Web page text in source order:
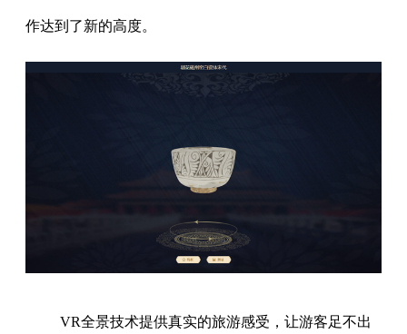
作达到了新的高度。
VR全景技术提供真实的旅游感受，让游客足不出